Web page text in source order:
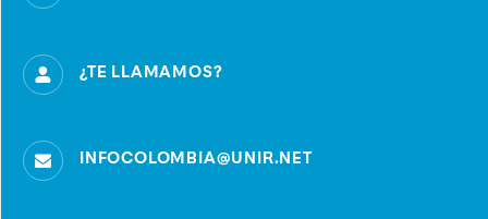
¿TE LLAMAMOS?
INFOCOLOMBIA@UNIR.NET